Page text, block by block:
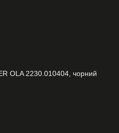
OLA 2230.010404, чорний